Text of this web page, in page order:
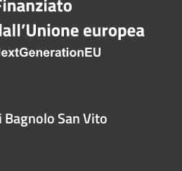
Bagnolo San Vito